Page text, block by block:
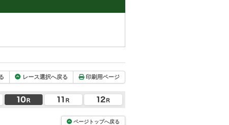
レース選択へ戻る 印刷用ページ
ページトップへ戻る